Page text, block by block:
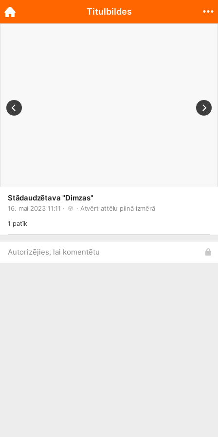
Stādaudzētava "Dimzas"
16. mai 2023 11:11 · · Atvērt attēlu pilnā izmērā
1 patīk
Autorizējies, lai komentētu
Titulbildes